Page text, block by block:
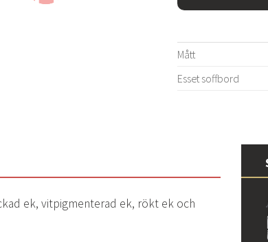
Mått
Esset soffbord
ek, vitpigmenterad ek, rökt ek och